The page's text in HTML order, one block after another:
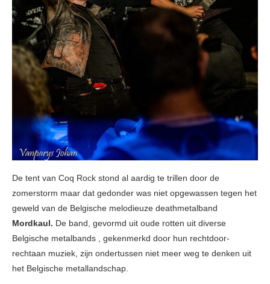
De tent van Coq Rock stond al aardig te trillen door de
zomerstorm maar dat gedonder was niet opgewassen tegen het
geweld van de Belgische melodieuze deathmetalband
Mordkaul. De band, gevormd uit oude rotten uit diverse
Belgische metalbands , gekenmerkd door hun rechtdoor-
rechtaan muziek, zijn ondertussen niet meer weg te denken uit
het Belgische metallandschap.